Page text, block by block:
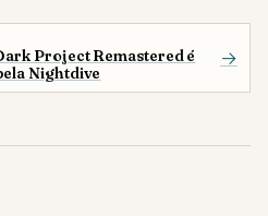
Project Remastered é
Nightdive
→